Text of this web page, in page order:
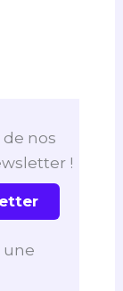
nos
!
une